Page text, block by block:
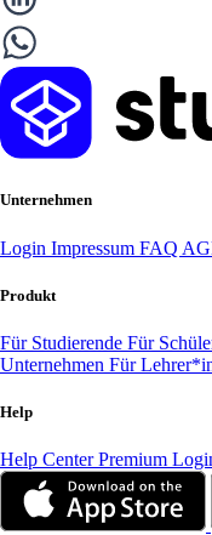
Unternehmen
Login Impressum FAQ
Produkt
Für Studierende Für
Unternehmen Für
Help
Help CenterPremium